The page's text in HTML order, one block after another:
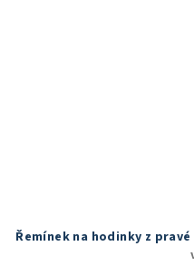
Řemínek na hodinky z pravé